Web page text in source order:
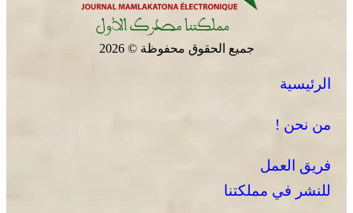
جميع الحقوق محفوظة © 2026
الرئيسية
من نحن !
فريق العمل
للنشر في مملكتنا